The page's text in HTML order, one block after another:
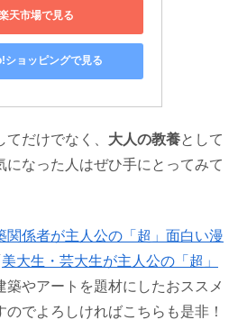
天市場で見る
ショッピングで見る
だけでなく、 大人の教養として
になった人はぜひ手にとってみて
関係者が主人公の「超」面白い漫
美大生・芸大生が主人公の「超」
築やアートを題材にしたおススメ
でよろしければこちらも是非！